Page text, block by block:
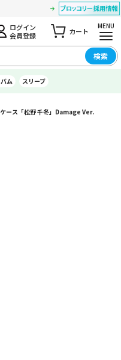
ログイン
会員登録
カート
MENU
検索
ム スリーブ
ース「松野 千冬」Damage Ver.